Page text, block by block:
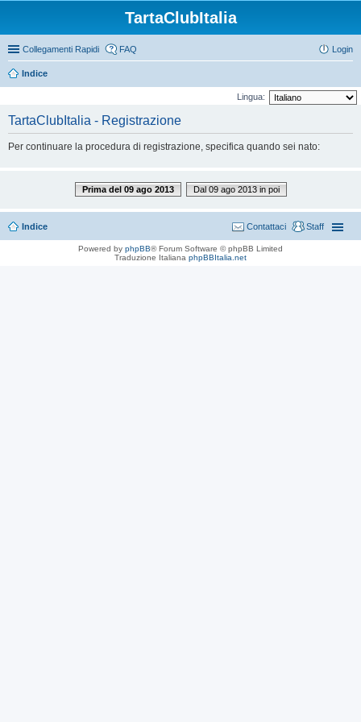
TartaClubItalia
Collegamenti Rapidi FAQ Login
Indice
Lingua:
TartaClubItalia - Registrazione
Per continuare la procedura di registrazione, specifica quando sei nato:
Prima del 09 ago 2013 Dal 09 ago 2013 in poi
Indice Staff
Contattaci
Powered by phpBB® Forum Software © phpBB Limited
Traduzione Italiana phpBBItalia.net